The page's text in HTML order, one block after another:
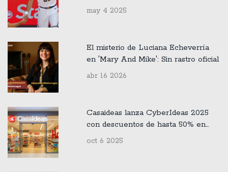
los Playoffs NBA
may 4 2025
El misterio de Luciana Echeverría
en 'Mary And Mike': Sin rastro oficial
abr 16 2026
Casaideas lanza CyberIdeas 2025
con descuentos de hasta 50% en
Chile
oct 6 2025